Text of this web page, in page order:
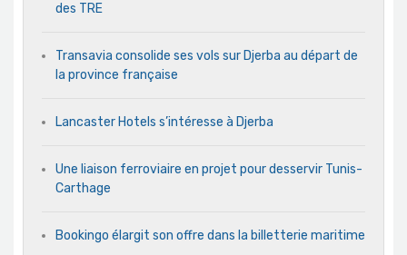
des TRE
Transavia consolide ses vols sur Djerba au départ de
la province française
Lancaster Hotels s’intéresse à Djerba
Une liaison ferroviaire en projet pour desservir Tunis-
Carthage
Bookingo élargit son offre dans la billetterie maritime